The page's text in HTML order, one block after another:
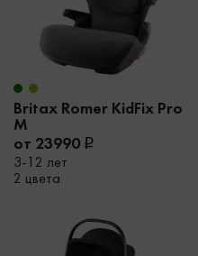
Britax Romer KidFix Pro
M
от 23990
3-12 лет
2 цвета